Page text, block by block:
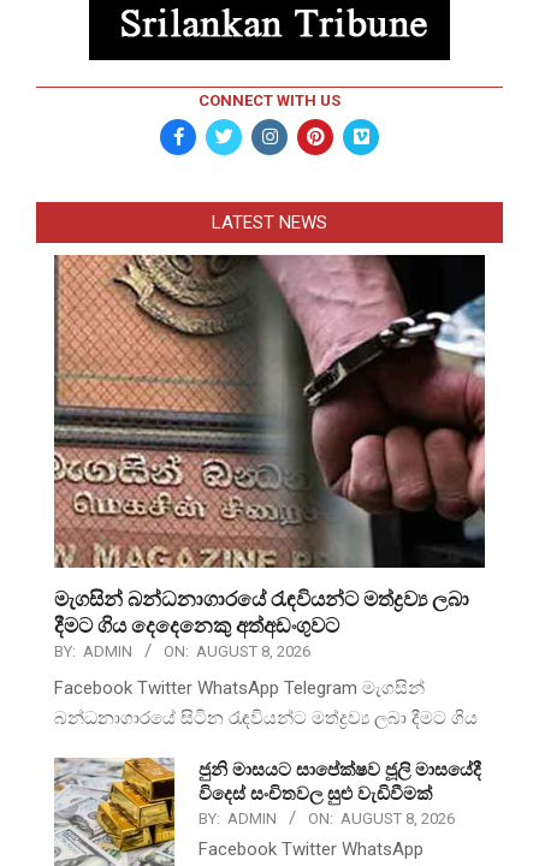
CONNECT WITH US
LATEST NEWS
මැගසින් බන්ධනාගාරයේ රැඳවියන්ට මත්ද්‍රව්‍ය ලබා
දීමට ගිය දෙදෙනෙකු අත්අඩංගුවට
BY: ADMIN ON: AUGUST 8, 2026
Facebook Twitter WhatsApp Telegram මැගසින්
බන්ධනාගාරයේ සිටින රැඳවියන්ට මත්ද්‍රව්‍ය ලබා දීමට ගිය
ජුනි මාසයට සාපේක්ෂව ජූලි මාසයේදී
විදෙස් සංචිතවල සුළු වැඩිවීමක්
BY: ADMIN ON: AUGUST 8, 2026
Facebook Twitter WhatsApp